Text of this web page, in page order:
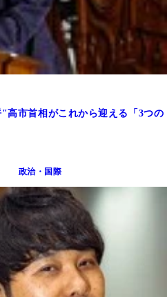
高市首相がこれから迎える「3つの
政治・国際